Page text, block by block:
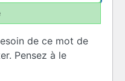
de ce mot de
Pensez à le